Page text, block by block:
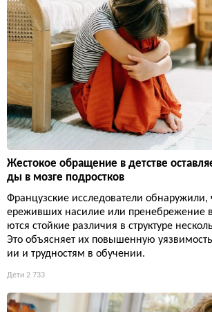
Жестокое обращение в детстве
ды в мозге подростков
Французские исследователи обнаружили,
ереживших насилие или пренебрежение
ются стойкие различия в структуре
Это объясняет их повышенную уязвимость
ии и трудностям в обучении.
Дети 2 733